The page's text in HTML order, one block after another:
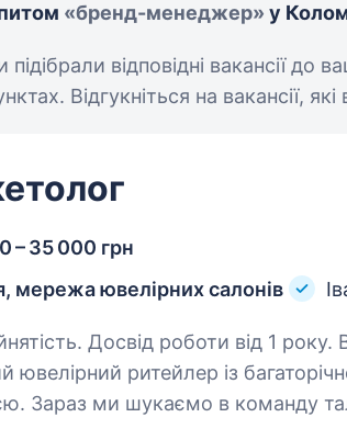
«бренд-менеджер» у
підібрали відповідні вакансії
Відгукніться на вакансії, які
– 35 000 грн
мережа ювелірних салонів
Досвід роботи від 1 року. Вища
ювелірний ритейлер із
Зараз ми шукаємо в команду